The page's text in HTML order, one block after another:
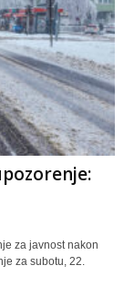
za javnost nakon
za subotu, 22.